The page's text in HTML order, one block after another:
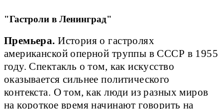
"Гастроли в Ленинград"
Премьера. История о гастролях
американской оперной труппы в СССР в 1955
году. Спектакль о том, как искусство
оказывается сильнее политического
контекста. О том, как люди из разных миров
на короткое время начинают говорить на